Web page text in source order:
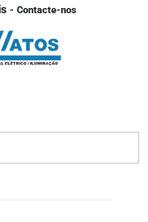
- Contacte-nos